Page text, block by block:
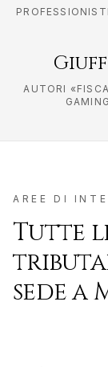
AUTORI
AREE DI
Tutte
sede a